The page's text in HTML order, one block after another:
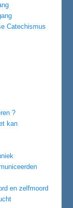
Catechismus
?
kan
en zelfmoord